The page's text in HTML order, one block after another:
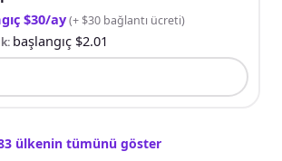
$30/ay(+ $30 bağlantı ücreti)
: başlangıç $2.01
ülkenin tümünü göster